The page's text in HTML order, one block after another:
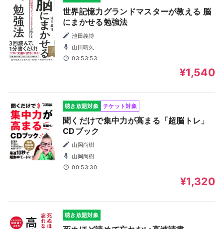
世界記憶力グランドマスターが教える 脳
にまかせる勉強法
池田義博
山田晴久
03:53:53
¥1,540
聴き放題対象 チケット対象
聞くだけで集中力が高まる「超脳トレ」
CDブック
山岡尚樹
山岡尚樹
00:53:30
¥1,320
聴き放題対象